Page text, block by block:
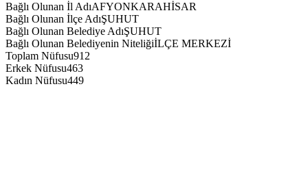
Bağlı Olunan İl AdıAFYONKARAHİSAR
Bağlı Olunan İlçe AdıŞUHUT
Bağlı Olunan Belediye AdıŞUHUT
Bağlı Olunan Belediyenin NiteliğiİLÇE MERKEZİ
Toplam Nüfusu912
Erkek Nüfusu463
Kadın Nüfusu449